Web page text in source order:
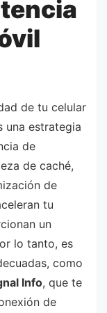
de tu celular
una estrategia
de
de caché,
de
tu
un
lo tanto, es
como
Info, que te
de